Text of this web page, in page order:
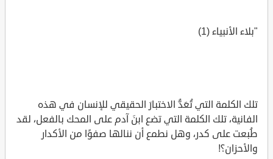
"بلاء الأنبياء (1)
تلك الكلمة التي تُعَدُّ الاختبارَ الحقيقي للإنسان في هذه
الفانية، تلك الكلمة التي تضع ابنَ آدم على المحك بالفعل، لقد
طُبعت على كدر، وهل نطمع أن ننالها صفوًا من الأكدار
والأحزان؟!